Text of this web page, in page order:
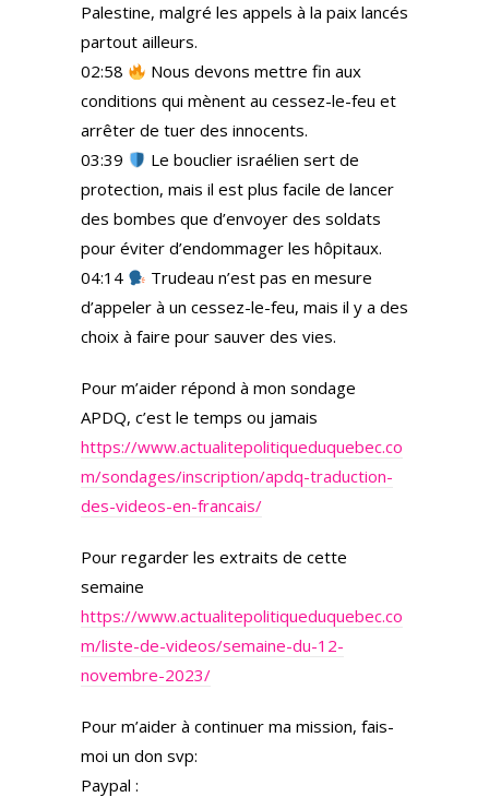
Palestine, malgré les appels à la paix lancés
partout ailleurs.
02:58
Nous devons mettre fin aux
conditions qui mènent au cessez-le-feu et
arrêter de tuer des innocents.
03:39
Le bouclier israélien sert de
protection, mais il est plus facile de lancer
des bombes que d’envoyer des soldats
pour éviter d’endommager les hôpitaux.
04:14
Trudeau n’est pas en mesure
d’appeler à un cessez-le-feu, mais il y a des
choix à faire pour sauver des vies.
Pour m’aider répond à mon sondage
APDQ, c’est le temps ou jamais
https://www.actualitepolitiqueduquebec.co
m/sondages/inscription/apdq-traduction-
des-videos-en-francais/
Pour regarder les extraits de cette
semaine
https://www.actualitepolitiqueduquebec.co
m/liste-de-videos/semaine-du-12-
novembre-2023/
Pour m’aider à continuer ma mission, fais-
moi un don svp:
Paypal :